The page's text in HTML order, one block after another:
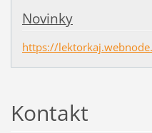
Novinky
https://
Kontakt